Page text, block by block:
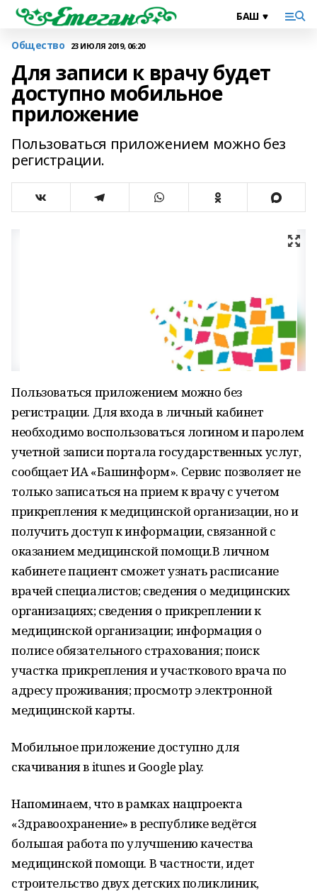
Общество 23 ИЮЛЯ 2019, 06:20
Для записи к врачу будет
доступно мобильное
приложение
Пользоваться приложением можно без
регистрации.
Пользоваться приложением можно без
регистрации. Для входа в личный кабинет
необходимо воспользоваться логином и паролем
учетной записи портала государственных услуг,
сообщает ИА «Башинформ». Сервис позволяет не
только записаться на прием к врачу с учетом
прикрепления к медицинской организации, но и
получить доступ к информации, связанной с
оказанием медицинской помощи.В личном
кабинете пациент сможет узнать расписание
врачей специалистов; сведения о медицинских
организациях; сведения о прикреплении к
медицинской организации; информация о
полисе обязательного страхования; поиск
участка прикрепления и участкового врача по
адресу проживания; просмотр электронной
медицинской карты.
Мобильное приложение доступно для
скачивания в itunes и Google play .
Напоминаем, что в рамках нацпроекта
«Здравоохранение» в республике ведётся
большая работа по улучшению качества
медицинской помощи. В частности, идет
строительство двух детских поликлиник,